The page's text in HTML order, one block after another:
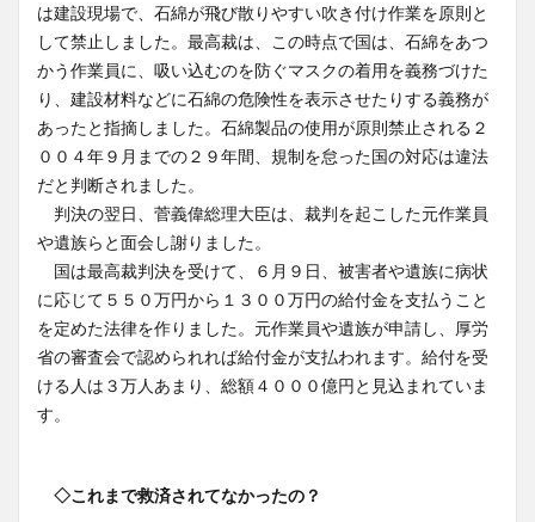
は建設現場で、石綿が飛び散りやすい吹き付け作業を原則と
して禁止しました。最高裁は、この時点で国は、石綿をあつ
かう作業員に、吸い込むのを防ぐマスクの着用を義務づけた
り、建設材料などに石綿の危険性を表示させたりする義務が
あったと指摘しました。石綿製品の使用が原則禁止される２
００４年９月までの２９年間、規制を怠った国の対応は違法
だと判断されました。
判決の翌日、菅義偉総理大臣は、裁判を起こした元作業員
や遺族らと面会し謝りました。
国は最高裁判決を受けて、６月９日、被害者や遺族に病状
に応じて５５０万円から１３００万円の給付金を支払うこと
を定めた法律を作りました。元作業員や遺族が申請し、厚労
省の審査会で認められれば給付金が支払われます。給付を受
ける人は３万人あまり、総額４０００億円と見込まれていま
す。
◇これまで救済されてなかったの？